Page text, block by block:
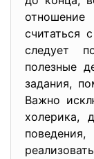
отношение
считаться
следует
полезные
задания,
Важно
холерика,